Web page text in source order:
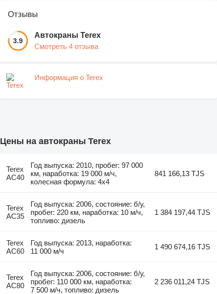
Отзывы
3.9
Автокраны Terex
Смотреть 4 отзыва
Информация о Terex
Цены на автокраны Terex
Terex
AC40
Год выпуска: 2010, пробег: 97 000
км, наработка: 19 000 м/ч,
колесная формула: 4x4
841 166,13 TJS
Terex
AC35
Год выпуска: 2006, состояние: б/у,
пробег: 220 км, наработка: 10 м/ч,
топливо: дизель
1 384 197,44 TJS
Terex
AC60
Год выпуска: 2013, наработка:
11 000 м/ч
1 490 674,16 TJS
Terex
AC80
Год выпуска: 2006, состояние: б/у,
пробег: 110 000 км, наработка:
7 500 м/ч, топливо: дизель
2 236 011,24 TJS